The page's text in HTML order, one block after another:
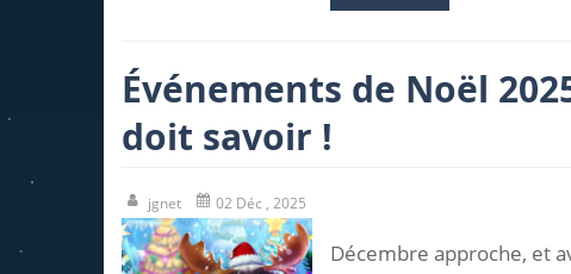
Événements de Noël
doit savoir !
jgnet 02 Déc , 2025
Décembre approche, et